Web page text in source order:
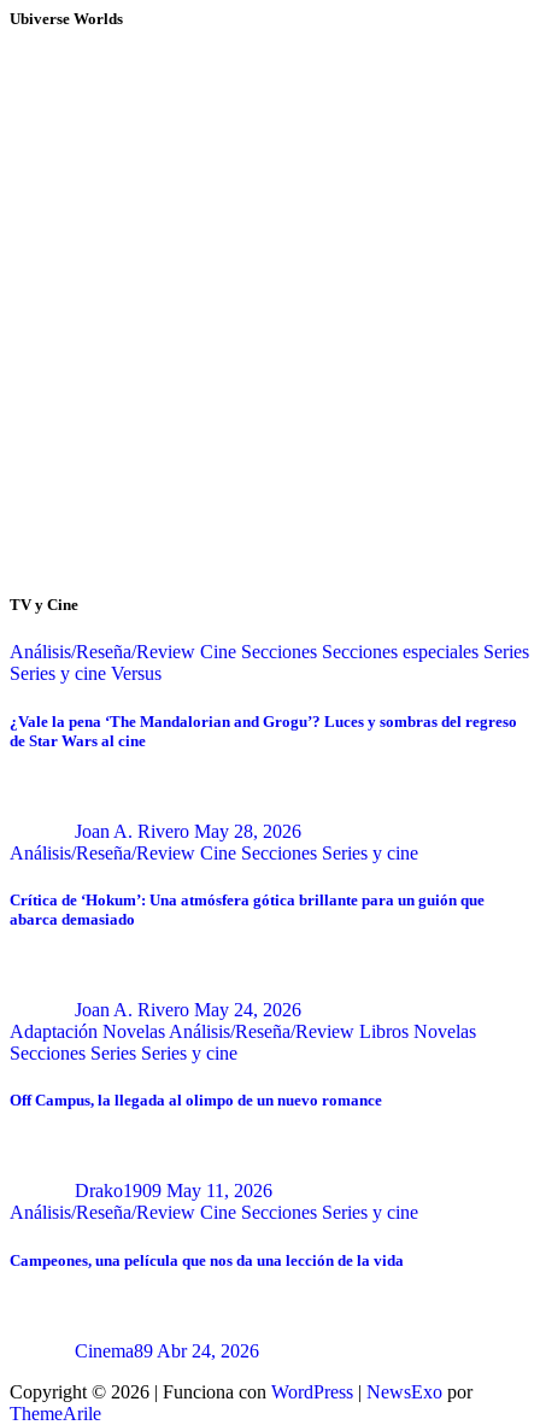
Ubiverse Worlds
TV y Cine
Análisis/Reseña/Review Cine Secciones Secciones especiales Series
Series y cine Versus
¿Vale la pena ‘The Mandalorian and Grogu’? Luces y sombras del regreso
de Star Wars al cine
Joan A. Rivero May 28, 2026
Análisis/Reseña/Review Cine Secciones Series y cine
Crítica de ‘Hokum’: Una atmósfera gótica brillante para un guión que
abarca demasiado
Joan A. Rivero May 24, 2026
Adaptación Novelas Análisis/Reseña/Review Libros Novelas
Secciones Series Series y cine
Off Campus, la llegada al olimpo de un nuevo romance
Drako1909 May 11, 2026
Análisis/Reseña/Review Cine Secciones Series y cine
Campeones, una película que nos da una lección de la vida
Cinema89 Abr 24, 2026
Copyright © 2026 | Funciona con WordPress | NewsExo por
ThemeArile